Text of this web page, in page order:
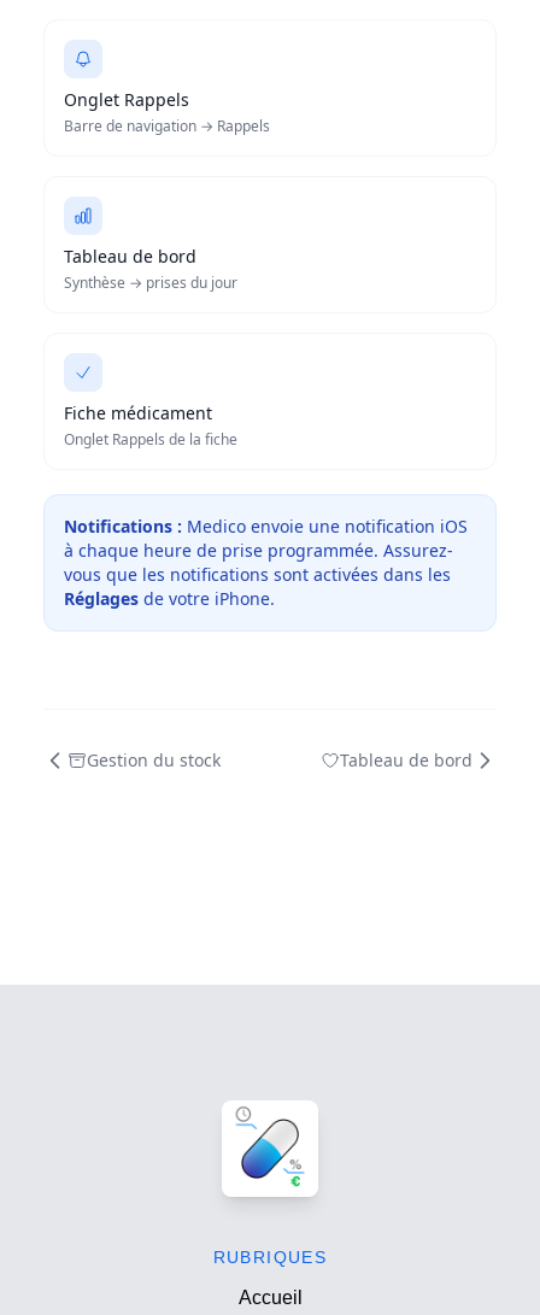
Onglet Rappels
Barre de navigation → Rappels
Tableau de bord
Synthèse → prises du jour
Fiche médicament
Onglet Rappels de la fiche
Notifications : Medico envoie une notification iOS
à chaque heure de prise programmée. Assurez-
vous que les notifications sont activées dans les
Réglages de votre iPhone.
Gestion du stock Tableau de bord
RUBRIQUES
Accueil